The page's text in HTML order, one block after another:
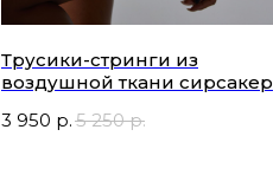
Трусики-стринги из
воздушной ткани сирсакер
3 950 р. 5 250 р.